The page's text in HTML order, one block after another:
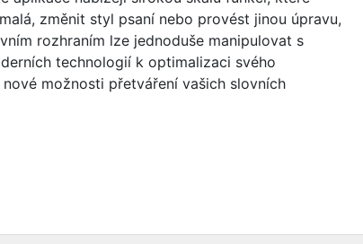
změnit styl psaní nebo provést jinou úpravu,
rozhraním lze jednoduše manipulovat s
technologií k optimalizaci svého
možnosti přetváření vašich slovních